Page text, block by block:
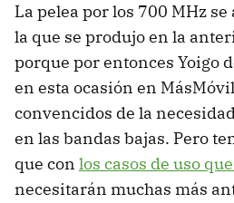
La pelea por los 700 MHz
la que se produjo en la
porque por entonces Yoigo
en esta ocasión en
convencidos de la
en las bandas bajas. Pero
que con los casos de uso
necesitarán muchas más